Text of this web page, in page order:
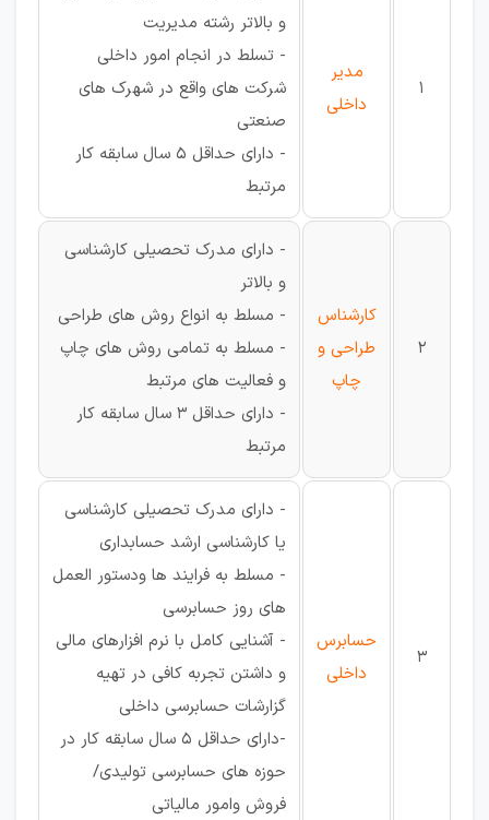
1
مدیر
داخلی
و بالاتر رشته مدیریت
- تسلط در انجام امور داخلی
شرکت های واقع در شهرک های
صنعتی
- دارای حداقل 5 سال سابقه کار
مرتبط
2
کارشناس
طراحی و
چاپ
- دارای مدرک تحصیلی کارشناسی
و بالاتر
- مسلط به انواع روش های طراحی
- مسلط به تمامی روش های چاپ
و فعالیت های مرتبط
- دارای حداقل 3 سال سابقه کار
مرتبط
3
حسابرس
داخلی
- دارای مدرک تحصیلی کارشناسی
یا کارشناسی ارشد حسابداری
- مسلط به فرایند ها ودستور العمل
های روز حسابرسی
- آشنایی کامل با نرم افزارهای مالی
و داشتن تجربه کافی در تهیه
گزارشات حسابرسی داخلی
-دارای حداقل 5 سال سابقه کار در
حوزه های حسابرسی تولیدی/
فروش وامور مالیاتی